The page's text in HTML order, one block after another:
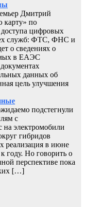
Дмитрий
карту» по
цифровых
служб: ФТС, ФНС и
о сведениях о
в ЕАЭС
данных об
цель улучшения
подстегнули
с
на электромобили
гибридов
реализация в июне
году. Но говорить о
перспективе пока
[…]